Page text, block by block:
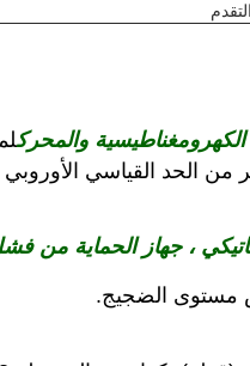
والمحرك
الحد القياسي الأوروبي البالغ
، جهاز الحماية من
مستوى الضجيج.